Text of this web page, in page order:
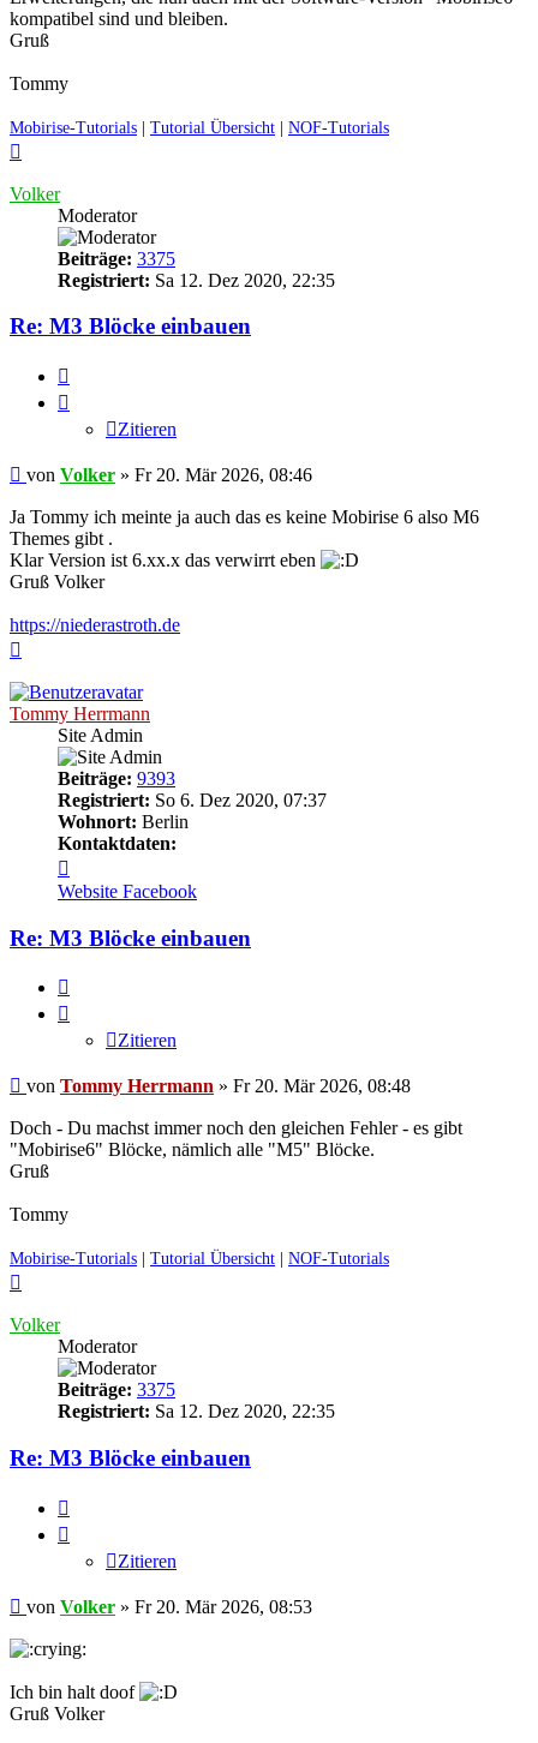
kompatibel sind und bleiben.
Gruß
Tommy
Mobirise-Tutorials | Tutorial Übersicht | NOF-Tutorials
Volker
Moderator
Beiträge: 3375
Registriert: Sa 12. Dez 2020, 22:35
Re: M3 Blöcke einbauen
Zitieren
Ungelesener
von Volker » Fr 20. Mär 2026, 08:46
Ja Tommy ich meinte ja auch das es keine Mobirise 6 also M6
Themes gibt .
Klar Version ist 6.xx.x das verwirrt eben
Gruß Volker
https://niederastroth.de
Tommy Herrmann
Site Admin
Beiträge: 9393
Registriert: So 6. Dez 2020, 07:37
Wohnort: Berlin
Kontaktdaten:
von
Tommy
Herrmann
Website Facebook
Re: M3 Blöcke einbauen
Zitieren
Ungelesener
von Tommy Herrmann » Fr 20. Mär 2026, 08:48
Doch - Du machst immer noch den gleichen Fehler - es gibt
"Mobirise6" Blöcke, nämlich alle "M5" Blöcke.
Gruß
Tommy
Mobirise-Tutorials Tutorial Übersicht NOF-Tutorials
Volker
Moderator
Beiträge: 3375
Registriert: Sa 12. Dez 2020, 22:35
Re: M3 Blöcke einbauen
Zitieren
Ungelesener
von Volker » Fr 20. Mär 2026, 08:53
Ich bin halt doof
Gruß Volker